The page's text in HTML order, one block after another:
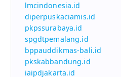
lmcindonesia.id
diperpuskaciamis.id
pkpssurabaya.id
spgdtpemalang.id
bppauddikmas-bali.id
pkskabbandung.id
iaipdjakarta.id